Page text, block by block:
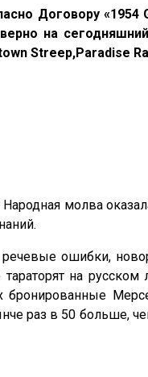
Договору «1954
на
Streep,Paradise
молва
ошибки,
на
бронированные
раз в 50 больше,